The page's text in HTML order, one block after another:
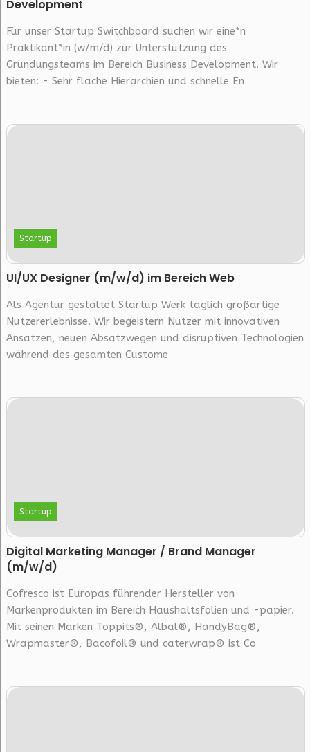
Development
Für unser Startup Switchboard suchen wir eine*n
Praktikant*in (w/m/d) zur Unterstützung des
Gründungsteams im Bereich Business Development. Wir
bieten: - Sehr flache Hierarchien und schnelle En
Startup
UI/UX Designer (m/w/d) im Bereich Web
Als Agentur gestaltet Startup Werk täglich großartige
Nutzererlebnisse. Wir begeistern Nutzer mit innovativen
Ansätzen, neuen Absatzwegen und disruptiven Technologien
während des gesamten Custome
Startup
Digital Marketing Manager / Brand Manager
(m/w/d)
Cofresco ist Europas führender Hersteller von
Markenprodukten im Bereich Haushaltsfolien und -papier.
Mit seinen Marken Toppits®, Albal®, HandyBag®,
Wrapmaster®, Bacofoil® und caterwrap® ist Co